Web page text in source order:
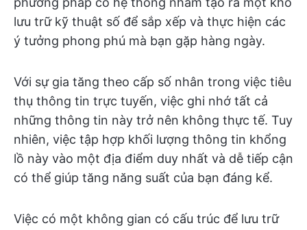
lưu trữ kỹ thuật số để sắp xếp và thực hiện các
ý tưởng phong phú mà bạn gặp hàng ngày.
Với sự gia tăng theo cấp số nhân trong việc tiêu
thụ thông tin trực tuyến, việc ghi nhớ tất cả
những thông tin này trở nên không thực tế. Tuy
nhiên, việc tập hợp khối lượng thông tin khổng
lồ này vào một địa điểm duy nhất và dễ tiếp cận
có thể giúp tăng năng suất của bạn đáng kể.
Việc có một không gian có cấu trúc để lưu trữ